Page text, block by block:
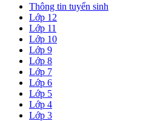
Thông tin tuyển sinh
Lớp 12
Lớp 11
Lớp 10
Lớp 9
Lớp 8
Lớp 7
Lớp 6
Lớp 5
Lớp 4
Lớp 3